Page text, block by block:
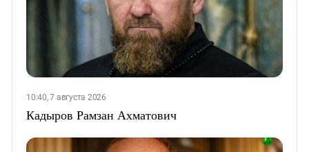
10:40, 7 августа 2026
Кадыров Рамзан Ахматович